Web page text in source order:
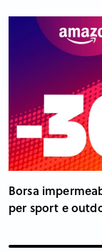
Borsa
per sport e